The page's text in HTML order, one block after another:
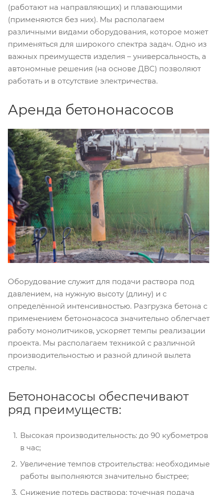
(работают на направляющих) и плавающими
(применяются без них). Мы располагаем
различными видами оборудования, которое может
применяться для широкого спектра задач. Одно из
важных преимуществ изделия – универсальность, а
автономные решения (на основе ДВС) позволяют
работать и в отсутствие электричества.
Аренда бетононасосов
Оборудование служит для подачи раствора под
давлением, на нужную высоту (длину) и с
определённой интенсивностью. Разгрузка бетона с
применением бетононасоса значительно облегчает
работу монолитчиков, ускоряет темпы реализации
проекта. Мы располагаем техникой с различной
производительностью и разной длиной вылета
стрелы.
Бетононасосы обеспечивают
ряд преимуществ:
Высокая производительность: до 90 кубометров
в час;
Увеличение темпов строительства: необходимые
работы выполняются значительно быстрее;
Снижение потерь раствора: точечная подача